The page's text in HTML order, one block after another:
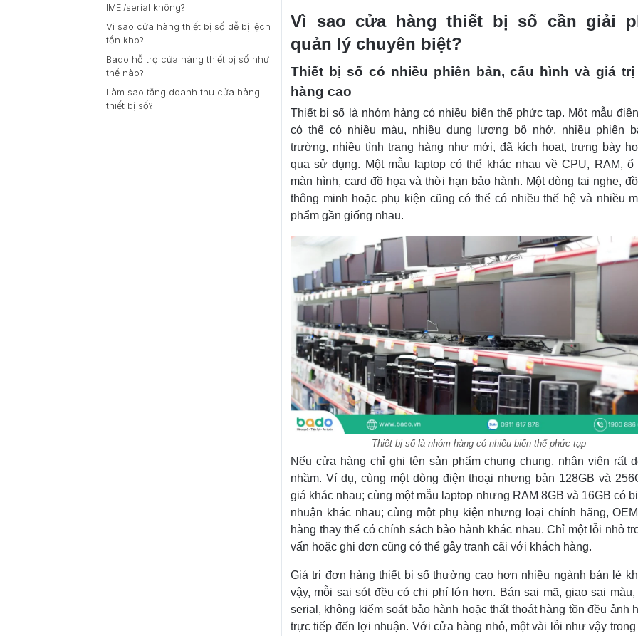
IMEI/serial không?
Vì sao cửa hàng thiết bị số dễ bị lệch
tồn kho?
Bado hỗ trợ cửa hàng thiết bị số như
thế nào?
Làm sao tăng doanh thu cửa hàng
thiết bị số?
Vì sao cửa hàng thiết bị số cần giải
quản lý chuyên biệt?
Thiết bị số có nhiều phiên bản, cấu hình và giá
hàng cao
Thiết bị số là nhóm hàng có nhiều biến thể phức tạp. Một mẫu
có thể có nhiều màu, nhiều dung lượng bộ nhớ, nhiều phiên
trường, nhiều tình trạng hàng như mới, đã kích hoạt, trưng bày
qua sử dụng. Một mẫu laptop có thể khác nhau về CPU, RAM, ổ
màn hình, card đồ họa và thời hạn bảo hành. Một dòng tai nghe,
thông minh hoặc phụ kiện cũng có thể có nhiều thế hệ và nhiều
phẩm gần giống nhau.
Thiết bị số là nhóm hàng có nhiều biến thể phức tạp
Nếu cửa hàng chỉ ghi tên sản phẩm chung chung, nhân viên rất
nhầm. Ví dụ, cùng một dòng điện thoại nhưng bản 128GB và
giá khác nhau; cùng một mẫu laptop nhưng RAM 8GB và 16GB có
nhuận khác nhau; cùng một phụ kiện nhưng loại chính hãng,
hàng thay thế có chính sách bảo hành khác nhau. Chỉ một lỗi nhỏ
vấn hoặc ghi đơn cũng có thể gây tranh cãi với khách hàng.
Giá trị đơn hàng thiết bị số thường cao hơn nhiều ngành bán lẻ
vậy, mỗi sai sót đều có chi phí lớn hơn. Bán sai mã, giao sai màu,
serial, không kiểm soát bảo hành hoặc thất thoát hàng tồn đều ảnh
trực tiếp đến lợi nhuận. Với cửa hàng nhỏ, một vài lỗi như vậy trong